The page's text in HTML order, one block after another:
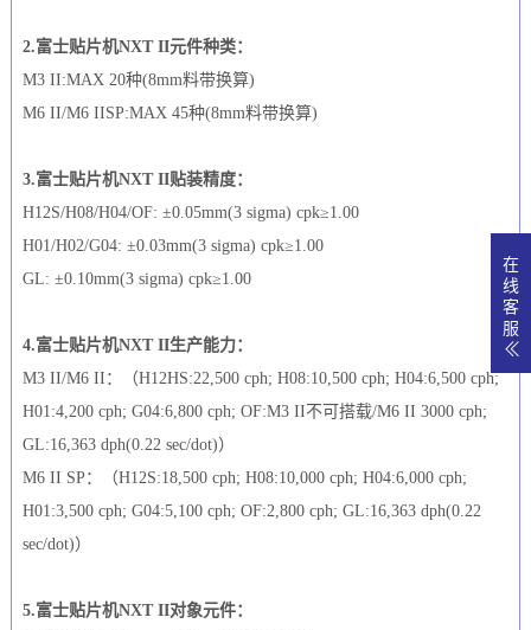
2.富士贴片机NXT II元件种类：
M3 II:MAX 20种(8mm料带换算)
M6 II/M6 IISP:MAX 45种(8mm料带换算)
3.富士贴片机NXT II贴装精度：
H12S/H08/H04/OF: ±0.05mm(3 sigma) cpk≥1.00
H01/H02/G04: ±0.03mm(3 sigma) cpk≥1.00
GL: ±0.10mm(3 sigma) cpk≥1.00
4.富士贴片机NXT II生产能力：
M3 II/M6 II：（H12HS:22,500 cph; H08:10,500 cph; H04:6,500 cph;
H01:4,200 cph; G04:6,800 cph; OF:M3 II不可搭载/M6 II 3000 cph;
GL:16,363 dph(0.22 sec/dot)）
M6 II SP：（H12S:18,500 cph; H08:10,000 cph; H04:6,000 cph;
H01:3,500 cph; G04:5,100 cph; OF:2,800 cph; GL:16,363 dph(0.22
sec/dot)）
5.富士贴片机NXT II对象元件：
在
线
客
服